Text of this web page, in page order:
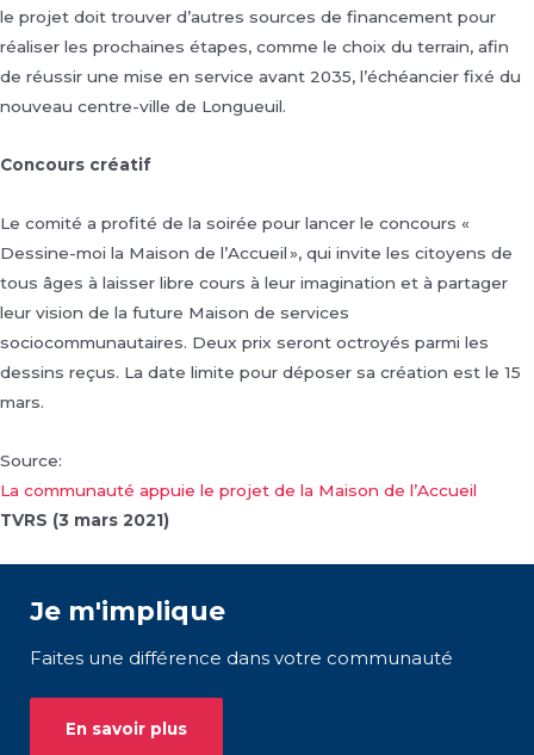
le projet doit trouver d’autres sources de financement pour
réaliser les prochaines étapes, comme le choix du terrain, afin
de réussir une mise en service avant 2035, l’échéancier fixé du
nouveau centre-ville de Longueuil.
Concours créatif
Le comité a profité de la soirée pour lancer le concours «
Dessine-moi la Maison de l’Accueil », qui invite les citoyens de
tous âges à laisser libre cours à leur imagination et à partager
leur vision de la future Maison de services
sociocommunautaires. Deux prix seront octroyés parmi les
dessins reçus. La date limite pour déposer sa création est le 15
mars.
Source:
La communauté appuie le projet de la Maison de l’Accueil
TVRS (3 mars 2021)
Je m'implique
Faites une différence dans votre communauté
En savoir plus